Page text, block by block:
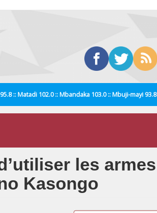
:: Matadi 102.0 :: Mbandaka 103.0 :: Mbuji-mayi 93.8
les armes
Kasongo